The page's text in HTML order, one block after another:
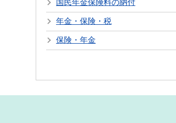
国民年金保険料の納付
年金・保険・税
保険・年金